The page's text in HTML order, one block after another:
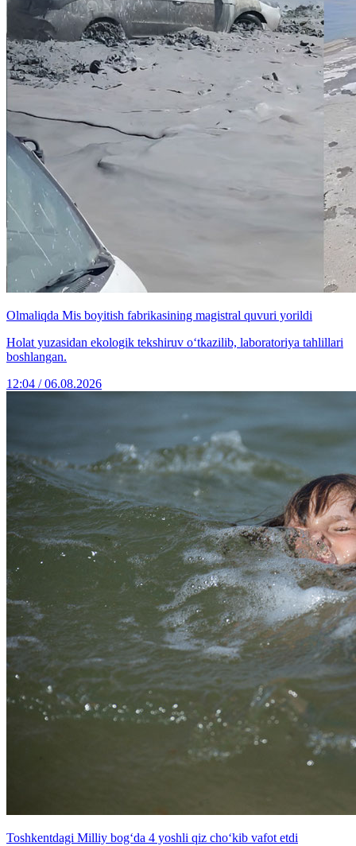
Olmaliqda Mis boyitish fabrikasining magistral quvuri yorildi
Holat yuzasidan ekologik tekshiruv o‘tkazilib, laboratoriya tahlillari
boshlangan.
12:04 / 06.08.2026
Toshkentdagi Milliy bog‘da 4 yoshli qiz cho‘kib vafot etdi